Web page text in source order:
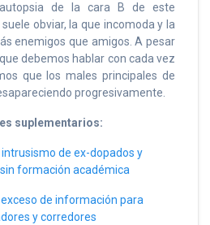
de la cara B de este
obviar, la que incomoda y la
enemigos que amigos. A pesar
debemos hablar con cada vez
que los males principales de
progresivamente.
suplementarios:
de ex-dopados y
formación académica
de información para
y corredores